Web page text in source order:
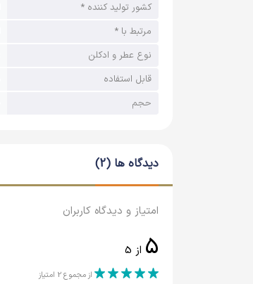
کشور تولید کننده *
مرتبط با *
نوع عطر و ادکلن
قابل استفاده
حجم
دیدگاه ها (2)
امتیاز و دیدگاه کاربران
5 از 5
از مجموع 2 امتیاز